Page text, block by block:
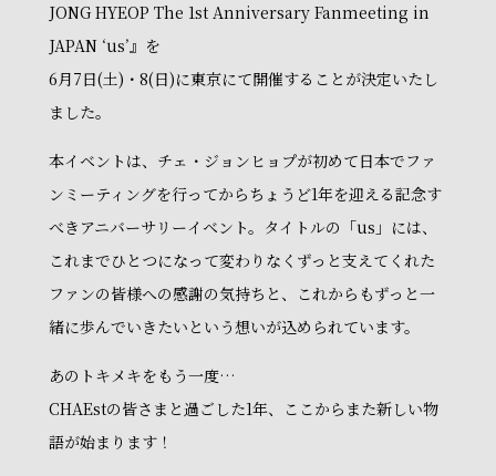
JONG HYEOP The 1st Anniversary Fanmeeting in
JAPAN ‘us’』を
6月7日(土)・8(日)に東京にて開催することが決定いたし
ました。
本イベントは、チェ・ジョンヒョプが初めて日本でファ
ンミーティングを行ってからちょうど1年を迎える記念す
べきアニバーサリーイベント。タイトルの「us」には、
これまでひとつになって変わりなくずっと支えてくれた
ファンの皆様への感謝の気持ちと、これからもずっと一
緒に歩んでいきたいという想いが込められています。
あのトキメキをもう一度…
CHAEstの皆さまと過ごした1年、ここからまた新しい物
語が始まります！